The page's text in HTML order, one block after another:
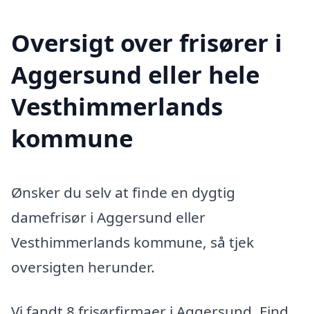
Oversigt over frisører i
Aggersund eller hele
Vesthimmerlands
kommune
Ønsker du selv at finde en dygtig
damefrisør i Aggersund eller
Vesthimmerlands kommune, så tjek
oversigten herunder.